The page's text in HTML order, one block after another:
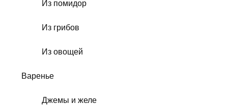
Из помидор
Из грибов
Из овощей
Варенье
Джемы и желе